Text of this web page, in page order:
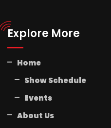
Explore More
Home
Show Schedule
Events
About Us